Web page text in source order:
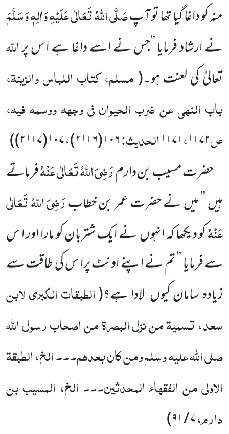
منہ کو داغا گیا تھا تو آپصَلَّی اللّٰہُ تَعَالٰی عَلَیْہِ وَاٰلِہٖ وَسَلَّمَ
نے ارشاد فرمایا ’’جس نے اسے داغا ہے ا س پراللّٰہ
تعالیٰ کی لعنت ہو۔(مسلم، کتاب اللباس والزینۃ،
باب النہی عن ضرب الحیوان فی وجہہ ووسمہ فیہ،
ص
۱۱۷۱،۱۱۷۲ الحدیث:۱۰۶ (۲۱۱۶)، ۱۰۷(۲۱۱۷)
)
حضرت مسیب بن دارمرَضِیَ اللّٰہُ تَعَالٰی عَنْہُفرماتے
ہیں ’’ میں نے حضرت عمر بن خطابرَضِیَ اللّٰہُ تَعَالٰی
عَنْہُکو دیکھاکہ انہوںنے ایک شتربان کو مارا اور ا س
سے فرمایا ’’ تم نے اپنے اونٹ پرا س کی طاقت سے
زیادہ سامان کیوں لادا ہے؟(الطبقات الکبری لابن
سعد، تسمیۃ من نزل البصرۃ من اصحاب رسول اللّٰہ
صلی اللّٰہ علیہ وسلمومن کان بعدہم۔۔۔ الخ، الطبقۃ
الاولی من الفقہاء المحدثین۔۔۔ الخ، المسیب بن
دارم،۷ / ۹۱ )